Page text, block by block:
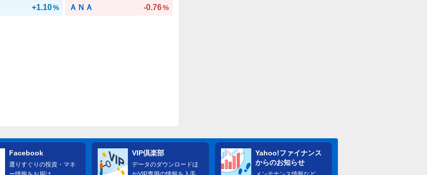
+1.10% ＡＮＡ -0.76%
Facebook
選りすぐりの投資・マネ
VIP倶楽部
データのダウンロードほ
Yahoo!ファイナンス
からのお知らせ